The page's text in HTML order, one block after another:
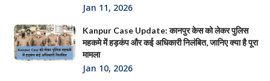
Jan 11, 2026
Kanpur Case Update: कानपुर केस को लेकर पुलिस
महकमे में हड़कंप और कई अधिकारी निलंबित, जानिए क्या है पूरा
मामला
Jan 10, 2026